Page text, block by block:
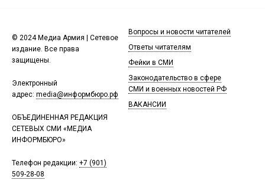
© 2024 Медиа Армия | Сетевое
издание. Все права
защищены.
Электронный
адрес: media@информбюро.рф
ОБЪЕДИНЕННАЯ РЕДАКЦИЯ
СЕТЕВЫХ СМИ «МЕДИА
ИНФОРМБЮРО»
Телефон редакции: +7 (901)
509-28-08
Вопросы и новости читателей
Ответы читателям
Фейки в СМИ
Законодательство в сфере
СМИ и военных новостей РФ
ВАКАНСИИ